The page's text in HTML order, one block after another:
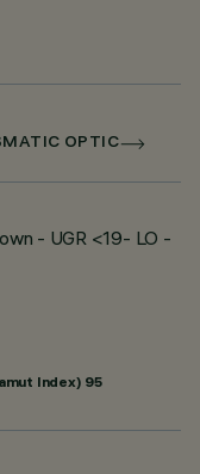
OPTIC
- UGR <19- LO -
Index) 95